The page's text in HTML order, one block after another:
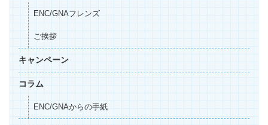
ENC/GNAフレンズ
ご挨拶
キャンペーン
コラム
ENC/GNAからの手紙